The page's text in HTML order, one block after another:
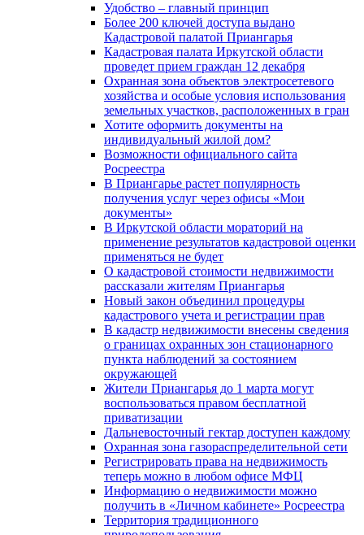
Удобство – главный принцип
Более 200 ключей доступа выдано
Кадастровой палатой Приангарья
Кадастровая палата Иркутской области
проведет прием граждан 12 декабря
Охранная зона объектов электросетевого
хозяйства и особые условия использования
земельных участков, расположенных в гран
Хотите оформить документы на
индивидуальный жилой дом?
Возможности официального сайта
Росреестра
В Приангарье растет популярность
получения услуг через офисы «Мои
документы»
В Иркутской области мораторий на
применение результатов кадастровой оценки
применяться не будет
О кадастровой стоимости недвижимости
рассказали жителям Приангарья
Новый закон объединил процедуры
кадастрового учета и регистрации прав
В кадастр недвижимости внесены сведения
о границах охранных зон стационарного
пункта наблюдений за состоянием
окружающей
Жители Приангарья до 1 марта могут
воспользоваться правом бесплатной
приватизации
Дальневосточный гектар доступен каждому
Охранная зона газораспределительной сети
Регистрировать права на недвижимость
теперь можно в любом офисе МФЦ
Информацию о недвижимости можно
получить в «Личном кабинете» Росреестра
Территория традиционного